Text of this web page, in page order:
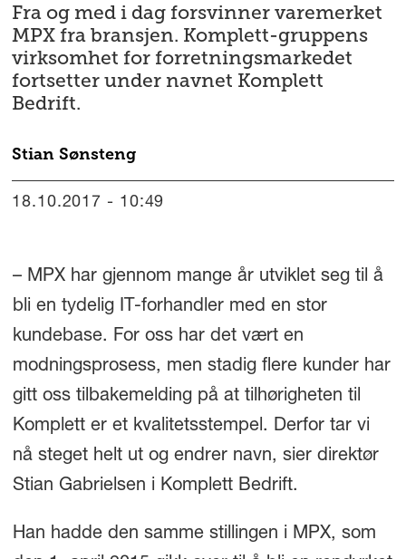
Fra og med i dag forsvinner varemerket
MPX fra bransjen. Komplett-gruppens
virksomhet for forretningsmarkedet
fortsetter under navnet Komplett
Bedrift.
Stian Sønsteng
18.10.2017 - 10:49
– MPX har gjennom mange år utviklet seg til å
bli en tydelig IT-forhandler med en stor
kundebase. For oss har det vært en
modningsprosess, men stadig flere kunder har
gitt oss tilbakemelding på at tilhørigheten til
Komplett er et kvalitetsstempel. Derfor tar vi
nå steget helt ut og endrer navn, sier direktør
Stian Gabrielsen i Komplett Bedrift.
Han hadde den samme stillingen i MPX, som